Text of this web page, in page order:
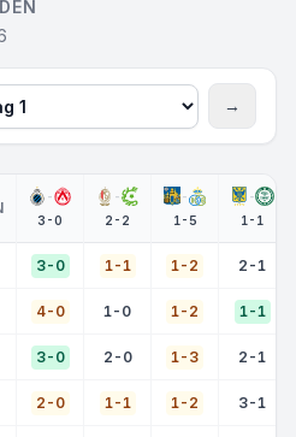
→
-
3-0
-
2-2
-
1-5
-
1-1
3-0 1-1 1-2 2-1
4-0 1-0 1-2 1-1
3-0 2-0 1-3 2-1
2-0 1-1 1-2 3-1